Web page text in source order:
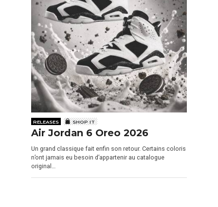
RELEASES SHOP IT
Air Jordan 6 Oreo 2026
Un grand classique fait enfin son retour. Certains coloris
n’ont jamais eu besoin d’appartenir au catalogue
original…